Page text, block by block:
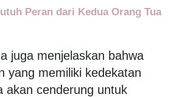
Peran dari Kedua Orang Tua
juga menjelaskan bahwa
yang memiliki kedekatan
akan cenderung untuk